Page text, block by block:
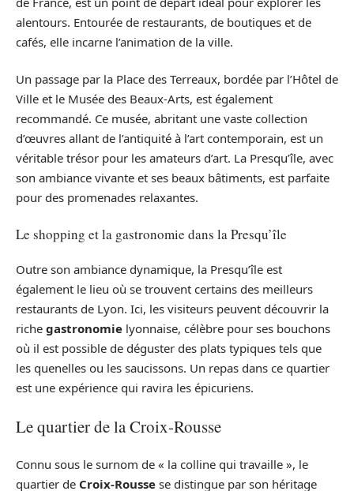
alentours. Entourée de restaurants, de boutiques et de
cafés, elle incarne l’animation de la ville.
Un passage par la Place des Terreaux, bordée par l’Hôtel de
Ville et le Musée des Beaux-Arts, est également
recommandé. Ce musée, abritant une vaste collection
d’œuvres allant de l’antiquité à l’art contemporain, est un
véritable trésor pour les amateurs d’art. La Presqu’île, avec
son ambiance vivante et ses beaux bâtiments, est parfaite
pour des promenades relaxantes.
Le shopping et la gastronomie dans la Presqu’île
Outre son ambiance dynamique, la Presqu’île est
également le lieu où se trouvent certains des meilleurs
restaurants de Lyon. Ici, les visiteurs peuvent découvrir la
riche gastronomie lyonnaise, célèbre pour ses bouchons
où il est possible de déguster des plats typiques tels que
les quenelles ou les saucissons. Un repas dans ce quartier
est une expérience qui ravira les épicuriens.
Le quartier de la Croix-Rousse
Connu sous le surnom de « la colline qui travaille », le
quartier de Croix-Rousse se distingue par son héritage